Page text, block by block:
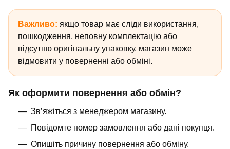
Важливо: якщо товар має сліди використання,
пошкодження, неповну комплектацію або
відсутню оригінальну упаковку, магазин може
відмовити у поверненні або обміні.
Як оформити повернення або обмін?
Зв’яжіться з менеджером магазину.
Повідомте номер замовлення або дані покупця.
Опишіть причину повернення або обміну.